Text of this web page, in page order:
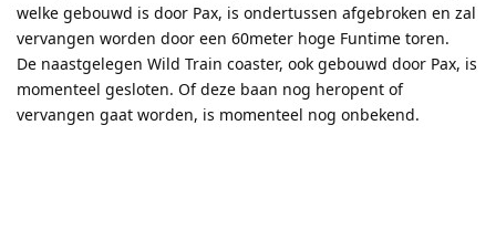
welke gebouwd is door Pax, is ondertussen afgebroken en zal
vervangen worden door een 60meter hoge Funtime toren.
De naastgelegen Wild Train coaster, ook gebouwd door Pax, is
momenteel gesloten. Of deze baan nog heropent of
vervangen gaat worden, is momenteel nog onbekend.